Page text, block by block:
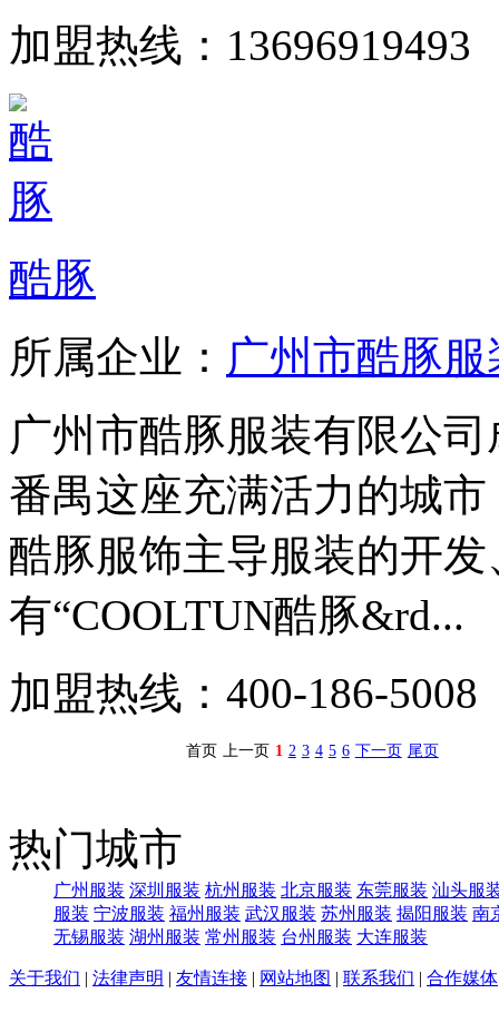
加盟热线：13696919493
酷豚
所属企业： 广州市酷豚
广州市酷豚服装有限公
番禺这座充满活力的城
酷豚服饰主导服装的开
有“COOLTUN酷豚&rd...
加盟热线：400-186-5008
首页 上一页 1 2 3 4 5 6 下一页 尾页
热门城市
广州服装 深圳服装 杭州服装 北京服装 东莞服装 汕头服
服装 宁波服装 福州服装 武汉服装 苏州服装 揭阳服装 南
无锡服装 湖州服装 常州服装 台州服装 大连服装
关于我们 | 法律声明 | 友情连接 | 网站地图 | 联系我们 | 合作媒体